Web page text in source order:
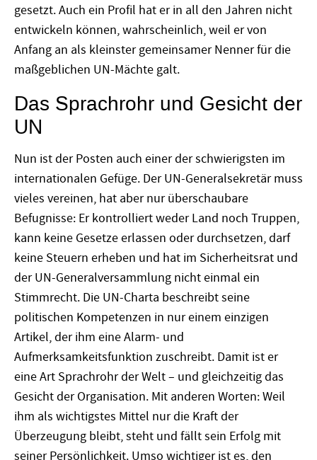
gesetzt. Auch ein Profil hat er in all den Jahren nicht
entwickeln können, wahrscheinlich, weil er von
Anfang an als kleinster gemeinsamer Nenner für die
maßgeblichen UN-Mächte galt.
Das Sprachrohr und Gesicht der
UN
Nun ist der Posten auch einer der schwierigsten im
internationalen Gefüge. Der UN-Generalsekretär muss
vieles vereinen, hat aber nur überschaubare
Befugnisse: Er kontrolliert weder Land noch Truppen,
kann keine Gesetze erlassen oder durchsetzen, darf
keine Steuern erheben und hat im Sicherheitsrat und
der UN-Generalversammlung nicht einmal ein
Stimmrecht. Die UN-Charta beschreibt seine
politischen Kompetenzen in nur einem einzigen
Artikel, der ihm eine Alarm- und
Aufmerksamkeitsfunktion zuschreibt. Damit ist er
eine Art Sprachrohr der Welt – und gleichzeitig das
Gesicht der Organisation. Mit anderen Worten: Weil
ihm als wichtigstes Mittel nur die Kraft der
Überzeugung bleibt, steht und fällt sein Erfolg mit
seiner Persönlichkeit. Umso wichtiger ist es, den